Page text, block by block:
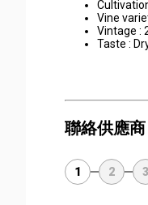
Vine
Vintage :
Taste :
聯絡供應商
1 2 3